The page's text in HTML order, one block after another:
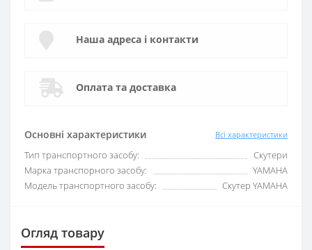
Основні характеристики Всі характеристики
Тип транспортного засобу:
Скутери
Марка транспорного засобу:
YAMAHA
Модель транспортного засобу:
Скутер YAMAHA
Наша адреса і контакти
Оплата та доставка
Огляд товару